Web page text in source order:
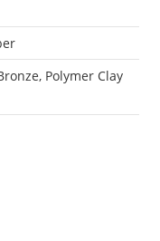
Polymer Clay